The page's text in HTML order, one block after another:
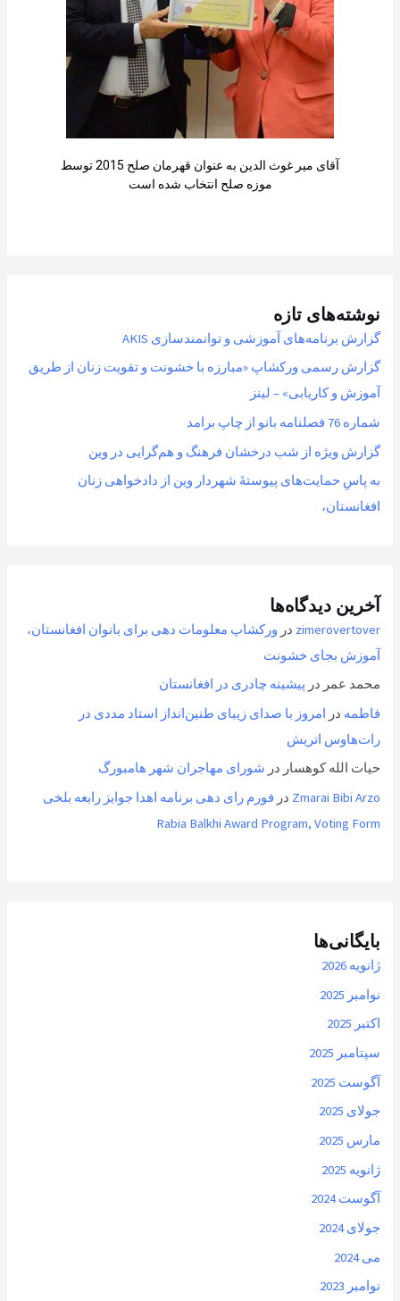
آقای میر غوث الدین به عنوان قهرمان صلح 2015 توسط
موزه صلح انتخاب شده است
نوشته‌های تازه
گزارش برنامه‌های آموزشی و توانمندسازی AKIS
گزارش رسمی ورکشاپ «مبارزه با خشونت و تقویت زنان از طریق
آموزش و کاریابی» – لینز
شماره 76 فصلنامه بانو از چاپ برامد
گزارش ویژه از شب درخشان فرهنگ و هم‌گرایی در وین
به پاسِ حمایت‌های پیوستهٔ شهردار وین از دادخواهی زنان
افغانستان،
آخرین دیدگاه‌ها
zimerovertover در ورکشاپ معلومات دهی برای بانوان افغانستان،
آموزش بجای خشونت
محمد عمر در پیشینه چادری در افغانستان
فاطمه در امروز با صدای زیبای طنین‌انداز استاد مددی در
رات‌هاوس اتریش
حیات الله کوهسار در شورای مهاجران شهر هامبورگ
Zmarai Bibi Arzo در فورم رای دهی برنامه اهدا جوایز رابعه بلخی
Rabia Balkhi Award Program, Voting Form
بایگانی‌ها
ژانویه 2026
نوامبر 2025
اکتبر 2025
سپتامبر 2025
آگوست 2025
جولای 2025
مارس 2025
ژانویه 2025
آگوست 2024
جولای 2024
می 2024
نوامبر 2023